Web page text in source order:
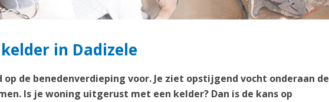
in Dadizele
de benedenverdieping voor. Je ziet opstijgend vocht onderaan de
Is je woning uitgerust met een kelder? Dan is de kans op